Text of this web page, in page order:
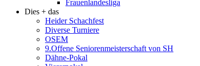
Frauenlandesliga
Dies + das
Heider Schachfest
Diverse Turniere
OSEM
9.Offene Seniorenmeisterschaft von SH
Dähne-Pokal